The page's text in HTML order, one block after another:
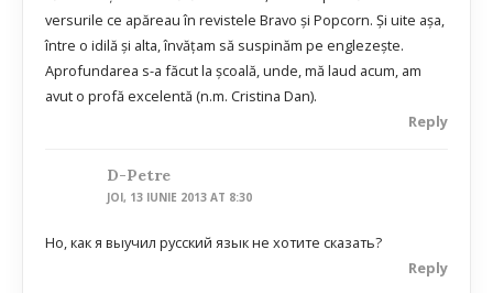
versurile ce apăreau în revistele Bravo şi Popcorn. Şi uite aşa,
între o idilă şi alta, învăţam să suspinăm pe englezeşte.
Aprofundarea s-a făcut la şcoală, unde, mă laud acum, am
avut o profă excelentă (n.m. Cristina Dan).
Reply
D-Petre
JOI, 13 IUNIE 2013 AT 8:30
Но, как я выучил русский язык не хотите сказать?
Reply